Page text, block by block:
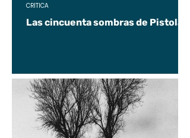
Las cincuenta sombras de Pistolas
CRÍTICA